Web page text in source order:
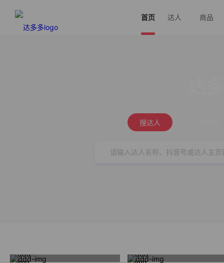
首页 达人 商品
搜达人